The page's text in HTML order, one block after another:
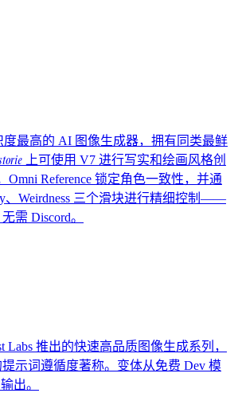
度最高的 AI 图像生成器，拥有同类最鲜
上可使用 V7 进行写实和绘画风格创
Omni Reference 锁定角色一致性，并通
、Weirdness 三个滑块进行精细控制——
需 Discord。
Labs 推出的快速高品质图像生成系列，
示词遵循度著称。变体从免费 Dev 模
出。